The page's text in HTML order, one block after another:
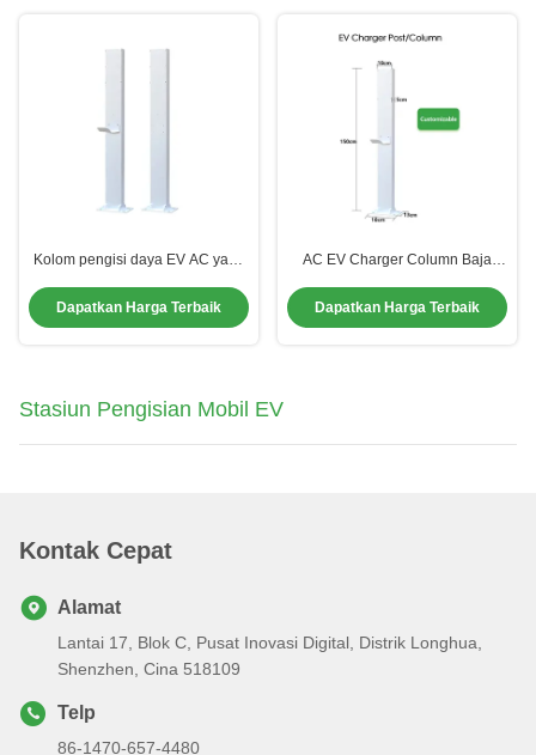
Kolom pengisi daya EV AC yang
daya EV baja berkualitas tinggi
Dapatkan Harga Terbaik
AC EV Charger Column Baja
Warna Disesuaikan
Dapatkan Harga Terbaik
Stasiun Pengisian Mobil EV
Kontak Cepat
Alamat
Lantai 17, Blok C, Pusat Inovasi Digital, Distrik Longhua,
Shenzhen, Cina 518109
Telp
86-1470-657-4480